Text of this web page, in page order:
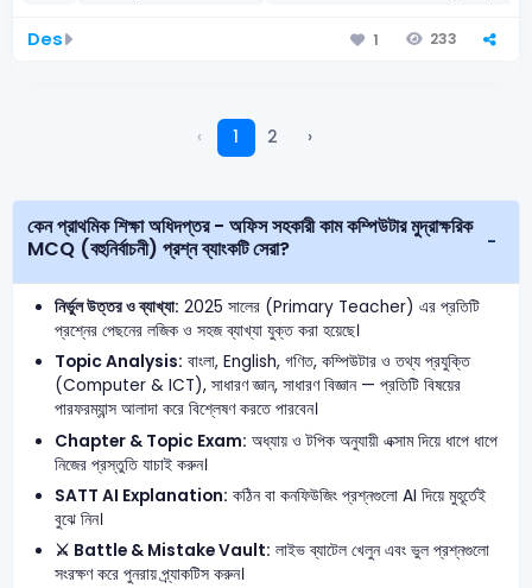
Des 1 233
‹ 1 2 ›
কেন প্রাথমিক শিক্ষা অধিদপ্তর - অফিস সহকারী কাম কম্পিউটার মুদ্রাক্ষরিক
MCQ (বহুনির্বাচনী) প্রশ্ন ব্যাংকটি সেরা?
নির্ভুল উত্তর ও ব্যাখ্যা: 2025 সালের (Primary Teacher) এর প্রতিটি
প্রশ্নের পেছনের লজিক ও সহজ ব্যাখ্যা যুক্ত করা হয়েছে।
Topic Analysis: বাংলা, English, গণিত, কম্পিউটার ও তথ্য প্রযুক্তি
(Computer & ICT), সাধারণ জ্ঞান, সাধারণ বিজ্ঞান — প্রতিটি বিষয়ের
পারফরম্যান্স আলাদা করে বিশ্লেষণ করতে পারবেন।
Chapter & Topic Exam: অধ্যায় ও টপিক অনুযায়ী এক্সাম দিয়ে ধাপে ধাপে
নিজের প্রস্তুতি যাচাই করুন।
SATT AI Explanation: কঠিন বা কনফিউজিং প্রশ্নগুলো AI দিয়ে মুহূর্তেই
বুঝে নিন।
⚔️ Battle & Mistake Vault: লাইভ ব্যাটেল খেলুন এবং ভুল প্রশ্নগুলো
সংরক্ষণ করে পুনরায় প্র্যাকটিস করুন।